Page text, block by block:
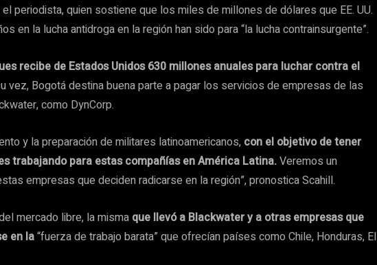
el periodista, quien sostiene que los miles de millones de dólares que EE. UU.
en la lucha antidroga en la región han sido para “la lucha contrainsurgente”.
recibe de Estados Unidos 630 millones anuales para luchar contra el
vez, Bogotá destina buena parte a pagar los servicios de empresas de las
como DynCorp.
y la preparación de militares latinoamericanos, con el objetivo de tener
trabajando para estas compañías en América Latina.Veremos un
empresas que deciden radicarse en la región”, pronostica Scahill.
mercado libre, la misma que llevó a Blackwater y a otras empresas que
en la“fuerza de trabajo barata” que ofrecían países como Chile, Honduras, El